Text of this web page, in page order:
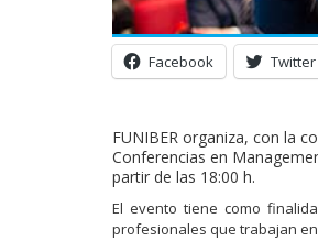
Facebook Twitter
FUNIBER organiza, con la
Conferencias en
partir de las 18:00 h.
El evento tiene como
profesionales que trabajan